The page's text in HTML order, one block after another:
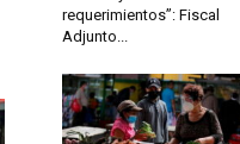
requerimientos”: Fiscal
Adjunto...